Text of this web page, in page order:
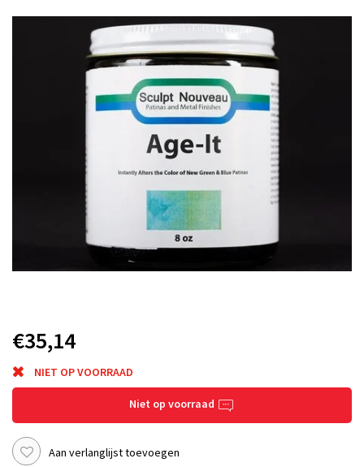
€35,14
NIET OP VOORRAAD
Niet op voorraad
Aan verlanglijst toevoegen